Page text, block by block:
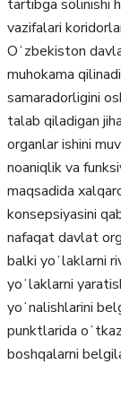
tartibga solinishi
vazifalari
Oʻzbekiston
muhokama
samaradorligini
talab qiladigan
organlar ishini
noaniqlik va
maqsadida
konsepsiyasini
nafaqat davlat
balki yoʻlaklarni
yoʻlaklarni
yoʻnalishlarini
punktlarida
boshqalarni